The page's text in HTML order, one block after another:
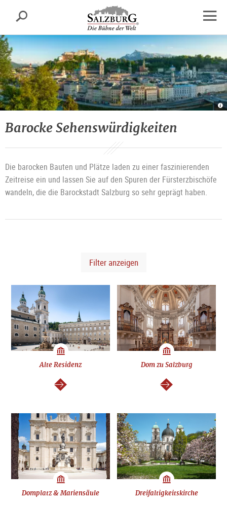
sr.skipnav.Zum
Inhalt
springen
sr.skipnav.Zum
Hauptmenü
springen
sr.skipnav.Zu
den
Kontaktinformationen
Suche
Barocke Sehenswürdigkeiten
Die barocken Bauten und Plätze laden zu einer faszinierenden
Zeitreise ein und lassen Sie auf den Spuren der Fürsterzbischöfe
wandeln, die die Barockstadt Salzburg so sehr geprägt haben.
Filter anzeigen
Alte Residenz
weiter
Dom zu Salzburg
weiter
Domplatz & Mariensäule Dreifaltigkeitskirche